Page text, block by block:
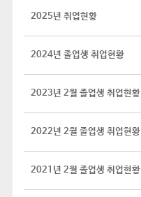
2025년 취업현황
2024년 졸업생 취업현황
2023년 2월 졸업생 취업현황
2022년 2월 졸업생 취업현황
2021년 2월 졸업생 취업현황